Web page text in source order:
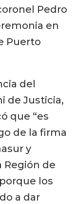
Pedro
en
Puerto
del
de Justicia,
que “es
de la firma
y
Región de
los
a dar